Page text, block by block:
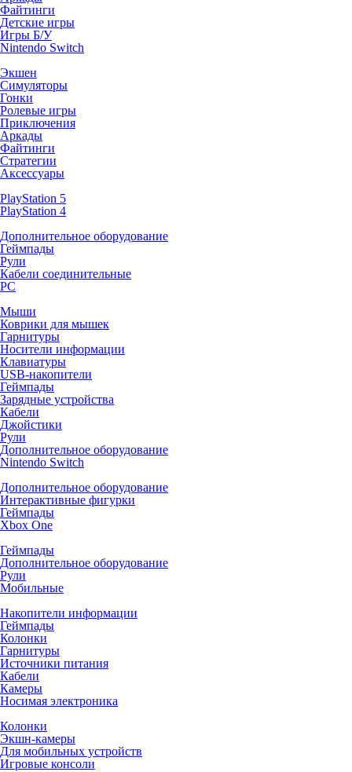
Файтинги
Детские игры
Игры Б/У
Nintendo Switch
Экшен
Симуляторы
Гонки
Ролевые игры
Приключения
Аркады
Файтинги
Стратегии
Аксессуары
PlayStation 5
PlayStation 4
Дополнительное оборудование
Геймпады
Рули
Кабели соединительные
PC
Мыши
Коврики для мышек
Гарнитуры
Носители информации
Клавиатуры
USB-накопители
Геймпады
Зарядные устройства
Кабели
Джойстики
Рули
Дополнительное оборудование
Nintendo Switch
Дополнительное оборудование
Интерактивные фигурки
Геймпады
Xbox One
Геймпады
Дополнительное оборудование
Рули
Мобильные
Накопители информации
Геймпады
Колонки
Гарнитуры
Источники питания
Кабели
Камеры
Носимая электроника
Колонки
Экшн-камеры
Для мобильных устройств
Игровые консоли